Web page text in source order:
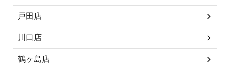
戸田店
川口店
鶴ヶ島店